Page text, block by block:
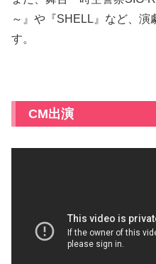
～』や『SHELL』など、演
す。
CM出演